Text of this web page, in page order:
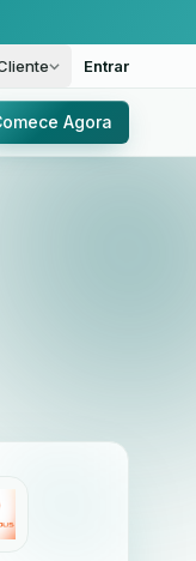
Entrar
Agora